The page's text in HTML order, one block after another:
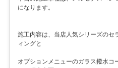
になります。
施工内容は、当店人気シリーズのセ
ィングと
オプションメニューのガラス撥水コ